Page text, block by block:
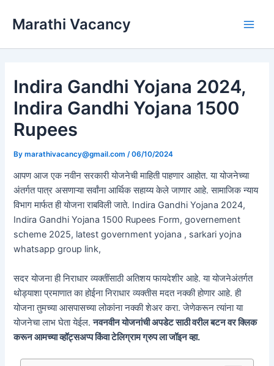
Marathi Vacancy
Indira Gandhi Yojana 2024,
Indira Gandhi Yojana 1500
Rupees
Bymarathivacancy@gmail.com /06/10/2024
आपण आज एक नवीन सरकारी योजनेची माहिती पाहणार आहोत. या योजनेच्या
अंतर्गत पात्र असणाऱ्या सर्वांना आर्थिक सहाय्य केले जाणार आहे. सामाजिक न्याय
विभाग मार्फत ही योजना राबविली जाते. Indira Gandhi Yojana 2024,
Indira Gandhi Yojana 1500 Rupees Form, governement
scheme 2025, latest government yojana , sarkari yojna
whatsapp group link,
सदर योजना ही निराधार व्यक्तींसाठी अतिशय फायदेशीर आहे. या योजनेअंतर्गत
थोड्याशा प्रमाणात का होईना निराधार व्यक्तीस मदत नक्की होणार आहे. ही
योजना तुमच्या आसपासच्या लोकांना नक्की शेअर करा. जेणेकरून त्यांना या
योजनेचा लाभ घेता येईल.नवनवीन योजनांची अपडेट साठी वरील बटन वर क्लिक
करून आमच्या व्हॉट्सअप्प किंवा टेलिग्राम ग्रुप ला जॉइन व्हा.